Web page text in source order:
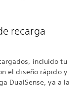
recarga
incluido tu
el diseño rápido y
DualSense, ya a la